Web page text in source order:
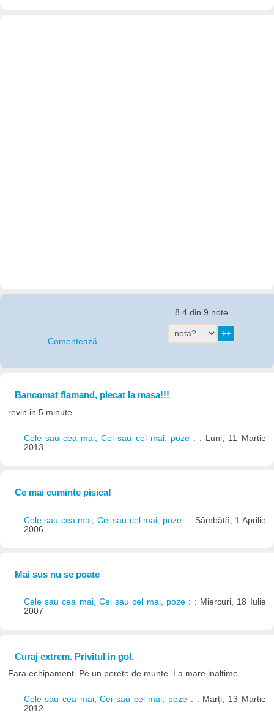
Comentează
8.4 din 9 note
Bancomat flamand, plecat la masa!!!
revin in 5 minute
Cele sau cea mai, Cei sau cel mai, poze : : Luni, 11 Martie
2013
Ce mai cuminte pisica!
Cele sau cea mai, Cei sau cel mai, poze : : Sâmbătă, 1 Aprilie
2006
Mai sus nu se poate
Cele sau cea mai, Cei sau cel mai, poze : : Miercuri, 18 Iulie
2007
Curaj extrem. Privitul in gol.
Fara echipament. Pe un perete de munte. La mare inaltime
Cele sau cea mai, Cei sau cel mai, poze : : Marți, 13 Martie
2012